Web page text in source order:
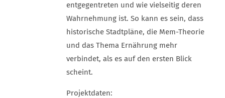
entgegen­treten und wie vielseitig deren
Wahrnehmung ist. So kann es sein, dass
historische Stadt­pläne, die Mem-Theorie
und das Thema Ernährung mehr
verbindet, als es auf den ersten Blick
scheint.
Projektdaten: